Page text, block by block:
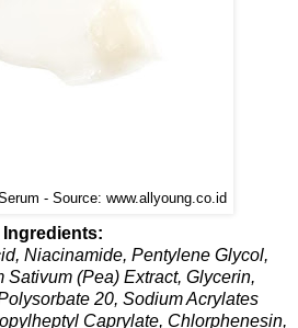
- Source: www.allyoung.co.id
Ingredients:
Niacinamide, Pentylene Glycol,
Sativum (Pea) Extract, Glycerin,
20, Sodium Acrylates
Caprylate, Chlorphenesin,